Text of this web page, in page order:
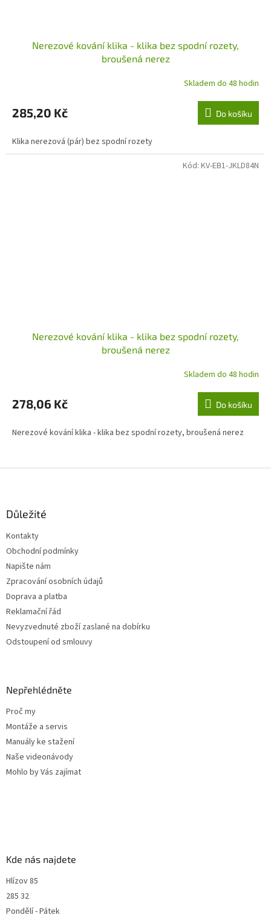
Nerezové kování klika - klika bez spodní rozety,
broušená nerez
Skladem do 48 hodin
285,20 Kč Do košíku
Klika nerezová (pár) bez spodní rozety
Nerezové kování klika - klika bez spodní rozety,
broušená nerez
Skladem do 48 hodin
278,06 Kč Do košíku
Nerezové kování klika - klika bez spodní rozety, broušená nerez
Kód: KV-EB1-JKLD84N
Důležité
Kontakty
Obchodní podmínky
Napište nám
Zpracování osobních údajů
Doprava a platba
Reklamační řád
Nevyzvednuté zboží zaslané na dobírku
Odstoupení od smlouvy
Nepřehlédněte
Proč my
Montáže a servis
Manuály ke stažení
Naše videonávody
Mohlo by Vás zajímat
Kde nás najdete
Hlízov 85
285 32
Pondělí - Pátek